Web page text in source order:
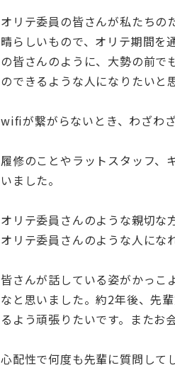
オリテ委員の皆さんが私たちの
晴らしいもので、オリテ期間を
の皆さんのように、大勢の前で
のできるような人になりたいと
wifiが繋がらないとき、わざわ
履修のことやラットスタッフ、
いました。
オリテ委員さんのような親切な
オリテ委員さんのような人にな
皆さんが話している姿がかっこ
なと思いました。約2年後、先
るよう頑張りたいです。またお
心配性で何度も先輩に質問して